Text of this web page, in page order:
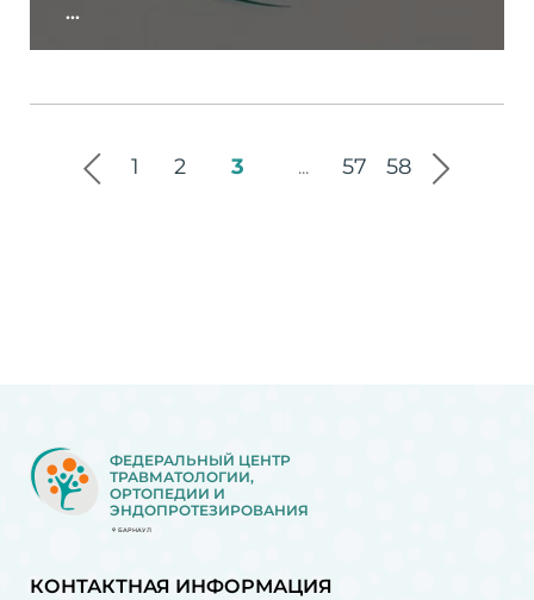
...
1 2 3 ... 57 58
ФЕДЕРАЛЬНЫЙ ЦЕНТР
ТРАВМАТОЛОГИИ,
ОРТОПЕДИИ И
ЭНДОПРОТЕЗИРОВАНИЯ
БАРНАУЛ
КОНТАКТНАЯ ИНФОРМАЦИЯ